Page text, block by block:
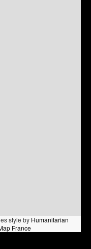
style by Humanitarian
France